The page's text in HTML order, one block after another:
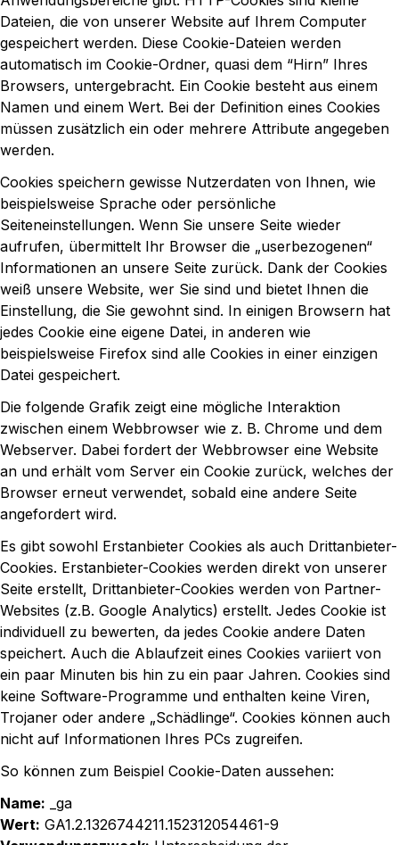
Dateien, die von unserer Website auf Ihrem Computer
gespeichert werden. Diese Cookie-Dateien werden
automatisch im Cookie-Ordner, quasi dem “Hirn” Ihres
Browsers, untergebracht. Ein Cookie besteht aus einem
Namen und einem Wert. Bei der Definition eines Cookies
müssen zusätzlich ein oder mehrere Attribute angegeben
werden.
Cookies speichern gewisse Nutzerdaten von Ihnen, wie
beispielsweise Sprache oder persönliche
Seiteneinstellungen. Wenn Sie unsere Seite wieder
aufrufen, übermittelt Ihr Browser die „userbezogenen“
Informationen an unsere Seite zurück. Dank der Cookies
weiß unsere Website, wer Sie sind und bietet Ihnen die
Einstellung, die Sie gewohnt sind. In einigen Browsern hat
jedes Cookie eine eigene Datei, in anderen wie
beispielsweise Firefox sind alle Cookies in einer einzigen
Datei gespeichert.
Die folgende Grafik zeigt eine mögliche Interaktion
zwischen einem Webbrowser wie z. B. Chrome und dem
Webserver. Dabei fordert der Webbrowser eine Website
an und erhält vom Server ein Cookie zurück, welches der
Browser erneut verwendet, sobald eine andere Seite
angefordert wird.
Es gibt sowohl Erstanbieter Cookies als auch Drittanbieter-
Cookies. Erstanbieter-Cookies werden direkt von unserer
Seite erstellt, Drittanbieter-Cookies werden von Partner-
Websites (z.B. Google Analytics) erstellt. Jedes Cookie ist
individuell zu bewerten, da jedes Cookie andere Daten
speichert. Auch die Ablaufzeit eines Cookies variiert von
ein paar Minuten bis hin zu ein paar Jahren. Cookies sind
keine Software-Programme und enthalten keine Viren,
Trojaner oder andere „Schädlinge“. Cookies können auch
nicht auf Informationen Ihres PCs zugreifen.
So können zum Beispiel Cookie-Daten aussehen:
Name: _ga
Wert: GA1.2.1326744211.152312054461-9